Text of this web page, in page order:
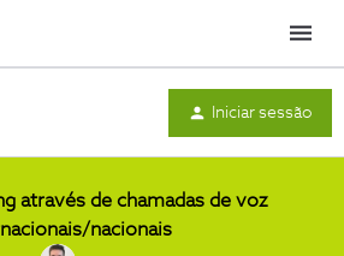
Menu
Iniciar sessão
através de chamadas de voz
nacionais